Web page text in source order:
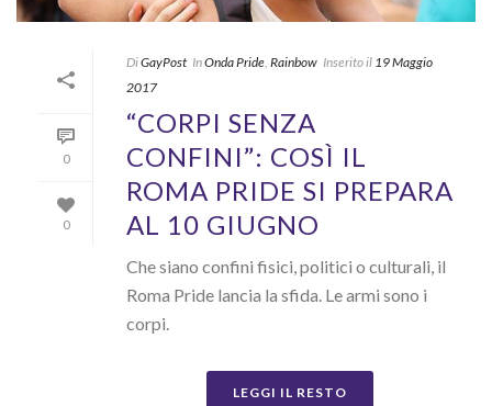
0
0
DiGayPost InOnda Pride Rainbow Inserito il 19 Maggio
2017
“CORPI SENZA
CONFINI”: COSÌ IL
ROMA PRIDE SI PREPARA
AL 10 GIUGNO
Che siano confini fisici, politici o culturali, il
Roma Pride lancia la sfida. Le armi sono i
corpi.
LEGGI IL RESTO